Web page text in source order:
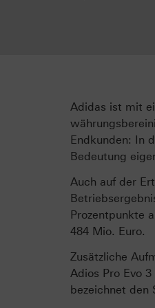
Adidas ist mit
Endkunden: In
Bedeutung
Auch auf der
Prozentpunkte
484 Mio. Euro.
Zusätzliche
Adios Pro Evo
bezeichnet den